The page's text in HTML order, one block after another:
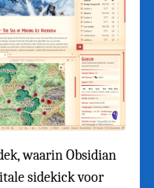
waarin Obsidian
sidekick voor